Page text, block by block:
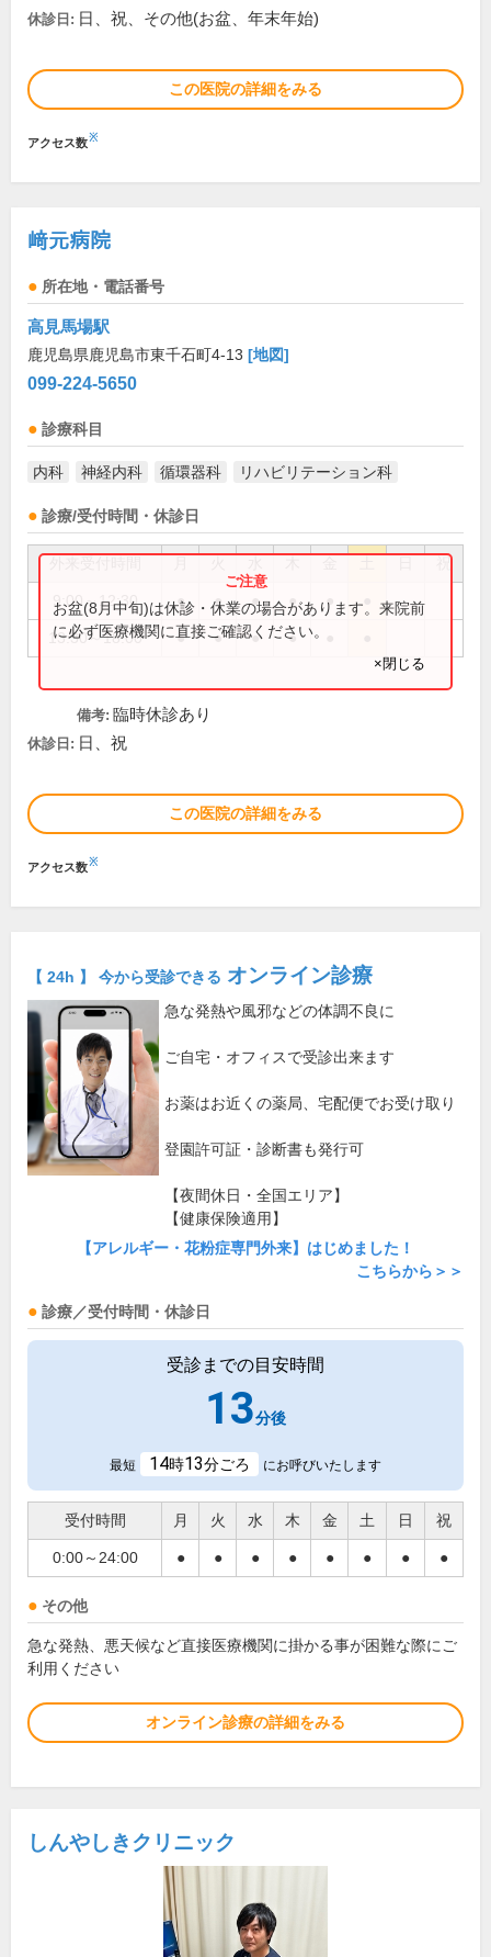
休診日: 日、祝、その他(お盆、年末年始)
この医院の詳細をみる
アクセス数※
﨑元病院
所在地・電話番号
高見馬場駅
鹿児島県鹿児島市東千石町4-13 [地図]
099-224-5650
診療科目
内科 神経内科 循環器科 リハビリテーション科
診療/受付時間・休診日
祝
9:00～12:30 ● ● ● ● ●
13:30～18:00 ● ● ● ●
お盆(8月中旬)は休診・休業の場合があります。来院前
に必ず医療機関に直接ご確認ください。
×閉じる
備考: 臨時休診あり
休診日: 日、祝
この医院の詳細をみる
アクセス数※
【 24h 】 今から受診できる オンライン診療
急な発熱や風邪などの体調不良に
ご自宅・オフィスで受診出来ます
お薬はお近くの薬局、宅配便でお受け取り
登園許可証・診断書も発行可
【夜間休日・全国エリア】
【健康保険適用】
【アレルギー・花粉症専門外来】はじめました！
こちらから＞＞
診療／受付時間・休診日
受診までの目安時間
13分後
最短 14時13分ごろ にお呼びいたします
受付時間 月 火 水 木 金 土 日 祝
0:00～24:00 ● ● ● ● ● ● ● ●
その他
急な発熱、悪天候など直接医療機関に掛かる事が困難な際にご
利用ください
オンライン診療の詳細をみる
しんやしきクリニック